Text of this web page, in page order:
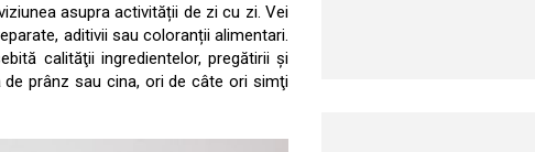
asupra activității de zi cu zi. Vei
aditivii sau coloranții alimentari.
calităţii ingredientelor, pregătirii şi
prânz sau cina, ori de câte ori simţi